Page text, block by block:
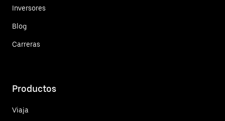
Inversores
Blog
Carreras
Productos
Viaja